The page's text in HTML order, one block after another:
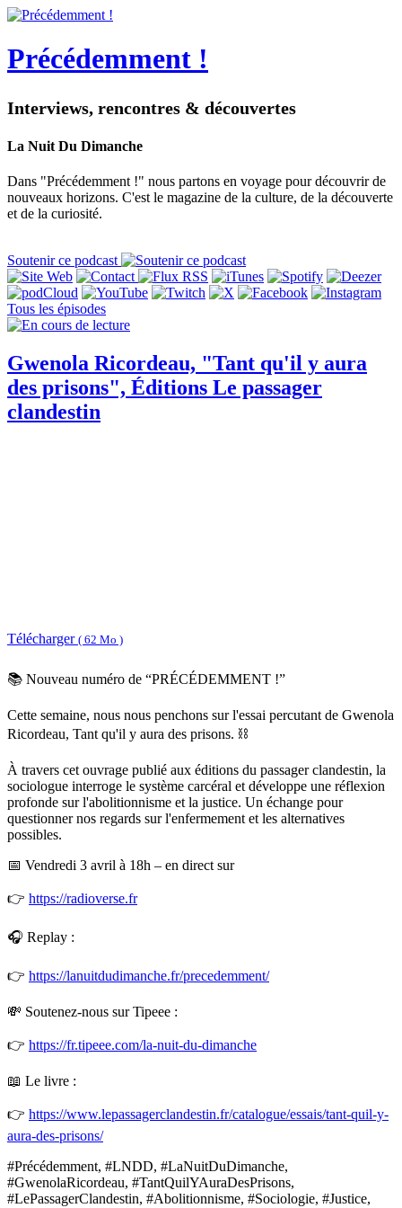
Précédemment !
Interviews, rencontres & découvertes
La Nuit Du Dimanche
Dans "Précédemment !" nous partons en voyage pour découvrir de
nouveaux horizons. C'est le magazine de la culture, de la découverte
et de la curiosité.
Soutenir ce podcast
Tous les épisodes
Gwenola Ricordeau, "Tant qu'il y aura
des prisons", Éditions Le passager
clandestin
Télécharger ( 62 Mo )
📚 Nouveau numéro de “PRÉCÉDEMMENT !”
Cette semaine, nous nous penchons sur l'essai percutant de Gwenola
Ricordeau, Tant qu'il y aura des prisons. ⛓️
À travers cet ouvrage publié aux éditions du passager clandestin, la
sociologue interroge le système carcéral et développe une réflexion
profonde sur l'abolitionnisme et la justice. Un échange pour
questionner nos regards sur l'enfermement et les alternatives
possibles.
📅 Vendredi 3 avril à 18h – en direct sur
👉 https://radioverse.fr
🎧 Replay :
👉 https://lanuitdudimanche.fr/precedemment/
💸 Soutenez-nous sur Tipeee :
👉 https://fr.tipeee.com/la-nuit-du-dimanche
📖 Le livre :
👉 https://www.lepassagerclandestin.fr/catalogue/essais/tant-quil-y-
aura-des-prisons/
#Précédemment, #LNDD, #LaNuitDuDimanche,
#GwenolaRicordeau, #TantQuilYAuraDesPrisons,
#LePassagerClandestin, #Abolitionnisme, #Sociologie, #Justice,